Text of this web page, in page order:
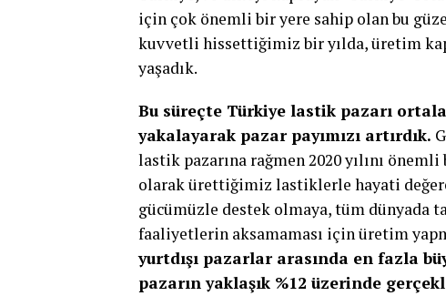
için çok önemli bir yere sahip olan bu
kuvvetli hissettiğimiz bir yılda, üretim
yaşadık.
Bu süreçte Türkiye lastik pazarı
yakalayarak pazar payımızı artırdık.
lastik pazarına rağmen 2020 yılını
olarak ürettiğimiz lastiklerle hayati
gücümüzle destek olmaya, tüm dünyada
faaliyetlerin aksamaması için üretim
yurtdışı pazarlar arasında en fazla
pazarın yaklaşık %12 üzerinde